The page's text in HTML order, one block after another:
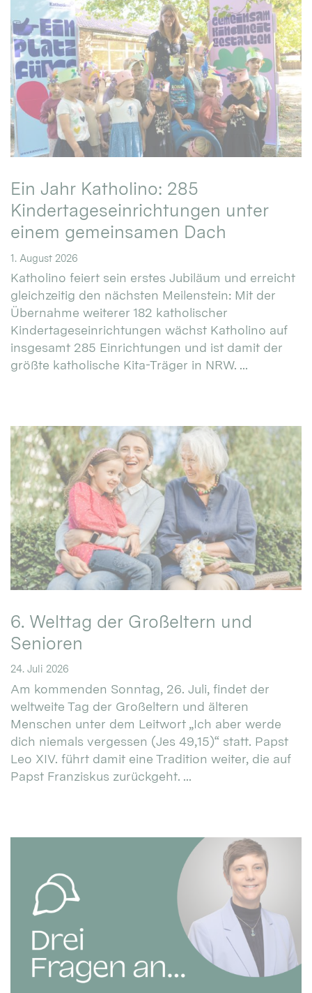
Ein Jahr Katholino: 285
Kindertageseinrichtungen unter
einem gemeinsamen Dach
1. August 2026
Katholino feiert sein erstes Jubiläum und erreicht
gleichzeitig den nächsten Meilenstein: Mit der
Übernahme weiterer 182 katholischer
Kindertageseinrichtungen wächst Katholino auf
insgesamt 285 Einrichtungen und ist damit der
größte katholische Kita-Träger in NRW. ...
6. Welttag der Großeltern und
Senioren
24. Juli 2026
Am kommenden Sonntag, 26. Juli, findet der
weltweite Tag der Großeltern und älteren
Menschen unter dem Leitwort „Ich aber werde
dich niemals vergessen (Jes 49,15)“ statt. Papst
Leo XIV. führt damit eine Tradition weiter, die auf
Papst Franziskus zurückgeht. ...